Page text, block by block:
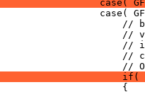
case(